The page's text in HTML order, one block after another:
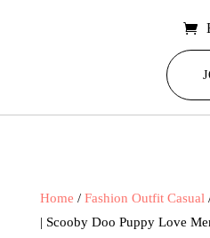
Home / Fashion Outfit Casual
| Scooby Doo Puppy Love